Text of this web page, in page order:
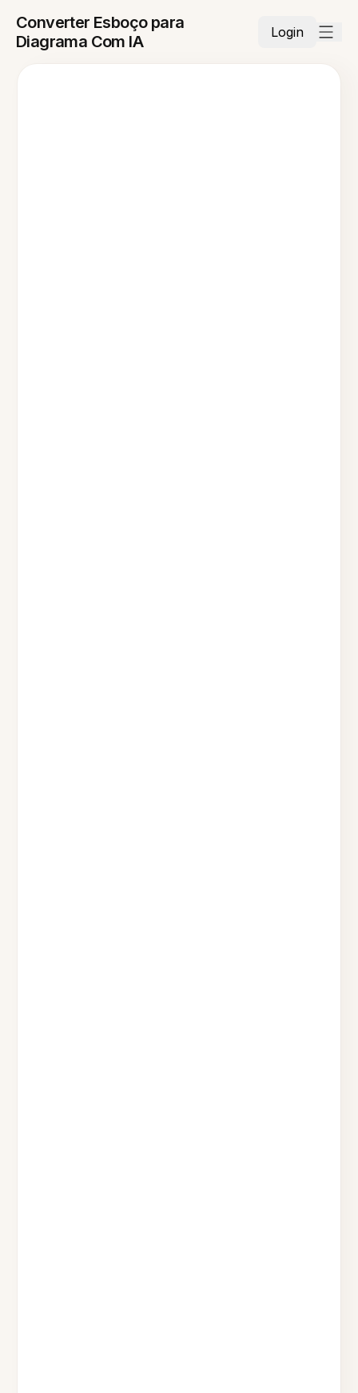
Converter Esboço para
Diagrama Com IA
Login